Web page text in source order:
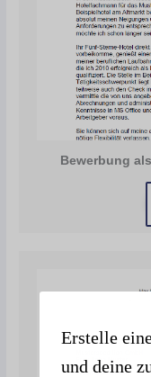
Bewerbung
Erstelle
und deine